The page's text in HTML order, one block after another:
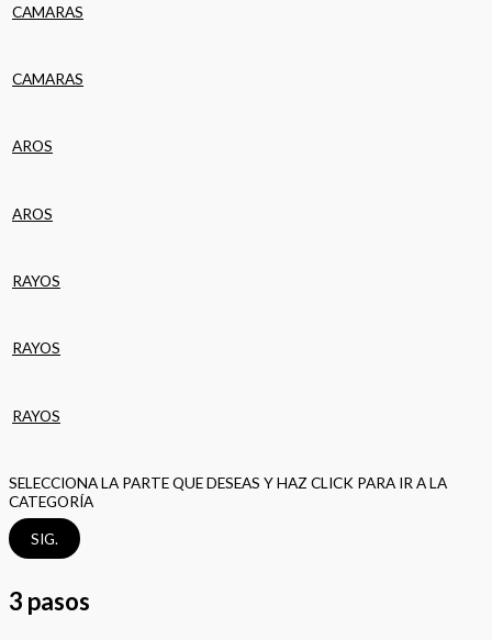
CAMARAS
CAMARAS
AROS
AROS
RAYOS
RAYOS
RAYOS
SELECCIONA LA PARTE QUE DESEAS Y HAZ CLICK PARA IR A LA
CATEGORÍA
SIG.
3 pasos